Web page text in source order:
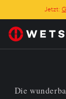
Jetzt:
Die